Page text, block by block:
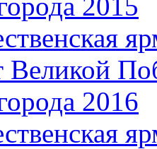
Великой
2016